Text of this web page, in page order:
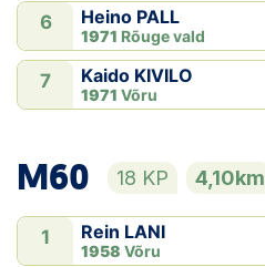
6 Heino PALL
1971 Rõuge vald
7 Kaido KIVILO
1971 Võru
M60 18 KP 4,10km
1 Rein LANI
1958 Võru